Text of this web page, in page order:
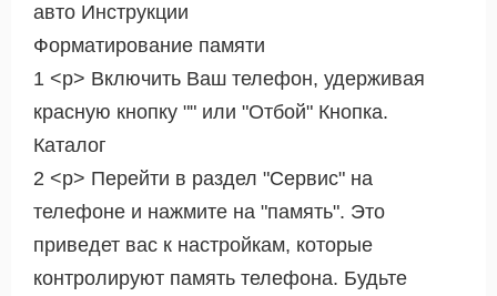
авто Инструкции
Форматирование памяти
1 <р> Включить Ваш телефон, удерживая
красную кнопку "" или "Отбой" Кнопка.
Каталог
2 <р> Перейти в раздел "Сервис" на
телефоне и нажмите на "память". Это
приведет вас к настройкам, которые
контролируют память телефона. Будьте